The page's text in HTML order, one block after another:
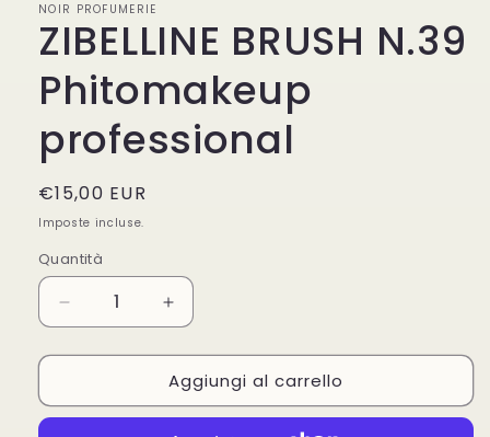
finestra
modale
NOIR PROFUMERIE
ZIBELLINE BRUSH N.39
Phitomakeup
professional
Prezzo
di
€15,00 EUR
Imposte incluse.
Quantità
Diminuisci
quantità
per
BRUSH
Aumenta
quantità
per
ZIBELLINE
BRUSH
Aggiungi al carrello